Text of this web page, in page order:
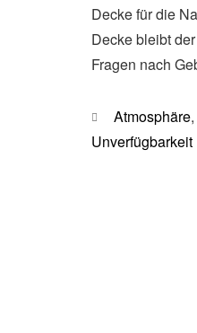
Decke für die
Decke bleibt
Fragen nach
Kategorien
Atmosphäre,
Unverfügbarkeit